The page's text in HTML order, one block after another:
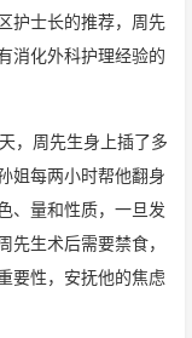
护士长的推荐，周先
消化外科护理经验的
，周先生身上插了多
姐每两小时帮他翻身
、量和性质，一旦发
先生术后需要禁食，
要性，安抚他的焦虑